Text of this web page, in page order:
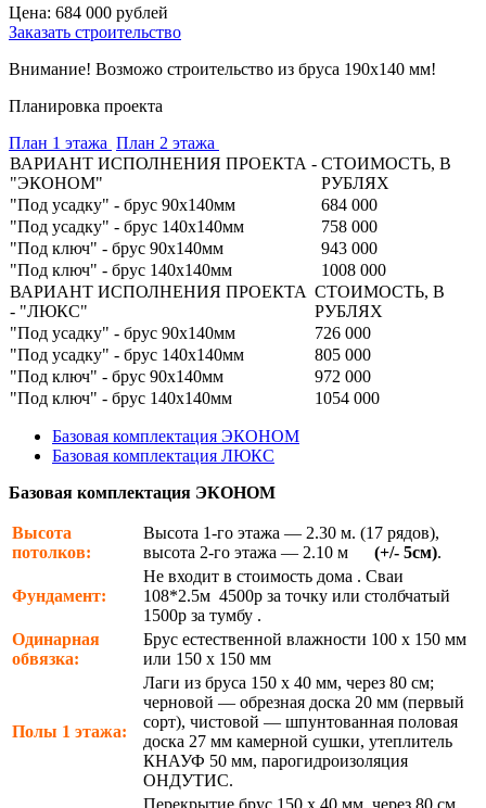
Цена: 684 000 рублей
Заказать строительство
Внимание! Возможо строительство из бруса 190х140 мм!
Планировка проекта
План 1 этажа План 2 этажа
ВАРИАНТ ИСПОЛНЕНИЯ ПРОЕКТА -
"ЭКОНОМ"
СТОИМОСТЬ, В
РУБЛЯХ
"Под усадку" - брус 90х140мм
684 000
"Под усадку" - брус 140х140мм
758 000
"Под ключ" - брус 90х140мм
943 000
"Под ключ" - брус 140х140мм
1008 000
ВАРИАНТ ИСПОЛНЕНИЯ ПРОЕКТА
- "ЛЮКС"
СТОИМОСТЬ, В
РУБЛЯХ
"Под усадку" - брус 90х140мм
726 000
"Под усадку" - брус 140х140мм
805 000
"Под ключ" - брус 90х140мм
972 000
"Под ключ" - брус 140х140мм
1054 000
Базовая комплектация ЭКОНОМ
Базовая комплектация ЛЮКС
Базовая комплектация ЭКОНОМ
Высота
потолков:
Высота 1-го этажа — 2.30 м. (17 рядов),
высота 2-го этажа — 2.10 м (+/- 5см).
Фундамент:
Не входит в стоимость дома . Сваи
108*2.5м 4500р за точку или столбчатый
1500р за тумбу .
Одинарная
обвязка:
Брус естественной влажности 100 х 150 мм
или 150 х 150 мм
Полы 1 этажа:
Лаги из бруса 150 х 40 мм, через 80 см;
черновой — обрезная доска 20 мм (первый
сорт), чистовой — шпунтованная половая
доска 27 мм камерной сушки, утеплитель
КНАУФ 50 мм, парогидроизоляция
ОНДУТИС.
Перекрытие брус 150 х 40 мм, через 80 см,